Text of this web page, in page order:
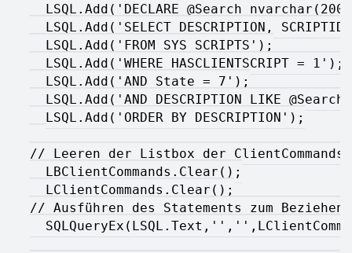
LSQL.Add('DECLARE @Search
LSQL.Add('SELECT DESCRIPTION,
LSQL.Add('FROM SYS_SCRIPTS');
LSQL.Add('WHERE HASCLIENTSCRIPT = 1');
LSQL.Add('AND State = 7');
LSQL.Add('AND DESCRIPTION LIKE
LSQL.Add('ORDER BY DESCRIPTION');
// Leeren der Listbox der ClientCommands
LBClientCommands.Clear();
LClientCommands.Clear();
// Ausführen des Statements zum Beziehen